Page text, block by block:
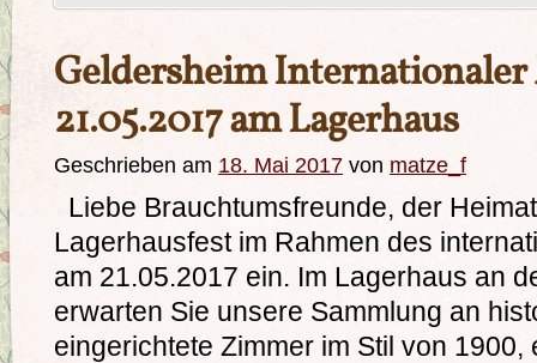
Geldersheim Internationaler
21.05.2017 am Lagerhaus
Geschrieben am 18. Mai 2017 von matze_f
Liebe Brauchtumsfreunde, der
Lagerhausfest im Rahmen des
am 21.05.2017 ein. Im Lagerhaus an
erwarten Sie unsere Sammlung an
eingerichtete Zimmer im Stil von 1900,